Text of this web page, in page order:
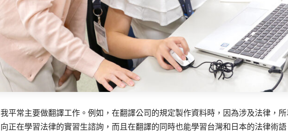
我平常主要做翻譯工作。例如，在翻譯公司的規定製作資料時，因為涉及法律，
向正在學習法律的實習生諮詢，而且在翻譯的同時也能學習台灣和日本的法律術